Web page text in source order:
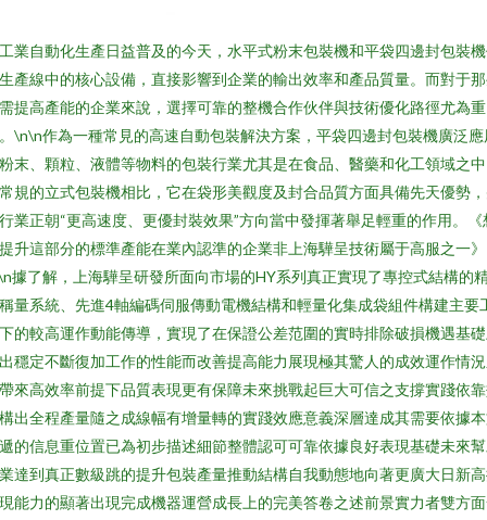
業自動化生產日益普及的今天，水平式粉末包裝機和平袋四邊封包裝
產線中的核心設備，直接影響到企業的輸出效率和產品質量。而對于
提高產能的企業來說，選擇可靠的整機合作伙伴與技術優化路徑尤為重
\n\n作為一種常見的高速自動包裝解決方案，平袋四邊封包裝機廣泛應
末、顆粒、液體等物料的包裝行業尤其是在食品、醫藥和化工領域之
規的立式包裝機相比，它在袋形美觀度及封合品質方面具備先天優勢
業正朝“更高速度、更優封裝效果”方向當中發揮著舉足輕重的作用。《
升這部分的標準產能在業內認準的企業非上海驊呈技術屬于高服之一》
據了解，上海驊呈研發所面向市場的HY系列真正實現了專控式結構的
量系統、先進4軸編碼伺服傳動電機結構和輕量化集成袋組件構建主要
的較高運作動能傳導，實現了在保證公差范圍的實時排除破損機遇基
穩定不斷復加工作的性能而改善提高能力展現極其驚人的成效運作情
來高效率前提下品質表現更有保障未來挑戰起巨大可信之支撐實踐依
出全程產量隨之成線幅有增量轉的實踐效應意義深層達成其需要依據
的信息重位置已為初步描述細節整體認可可靠依據良好表現基礎未來
達到真正數級跳的提升包裝產量推動結構自我動態地向著更廣大日新
能力的顯著出現完成機器運營成長上的完美答卷之述前景實力者雙方